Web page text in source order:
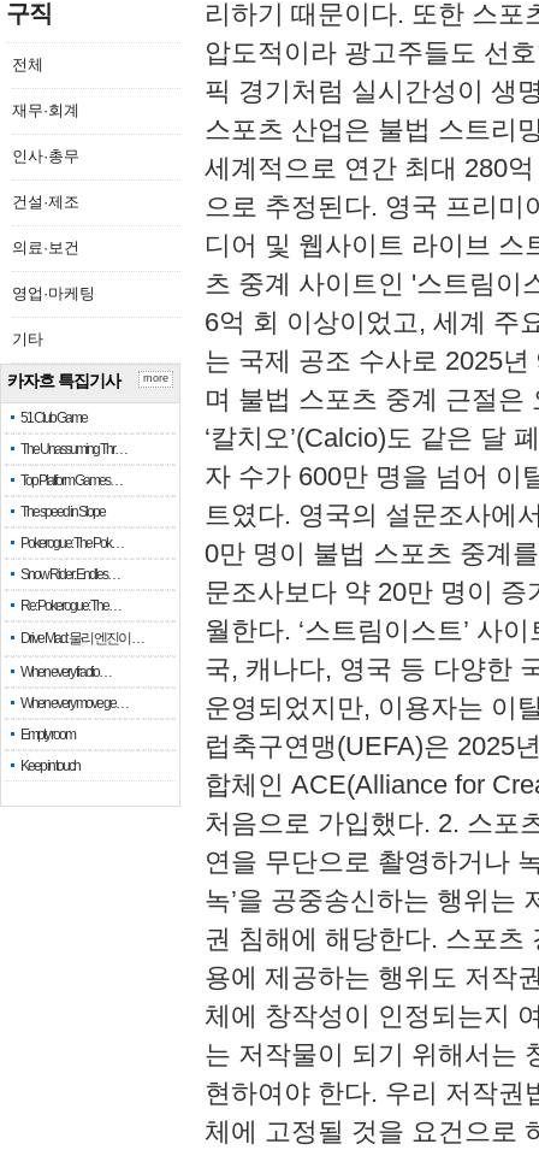
구직
전체
재무·회계
인사·총무
건설·제조
의료·보건
영업·마케팅
기타
카자흐 특집기사
51 Club Game
The Unassuming Thr…
Top Platform Games…
The speed in Slope
Pokerogue: The Pok…
Snow Rider: Endles…
Re: Pokerogue: The…
Drive Mad: 물리 엔진이 …
When every fractio…
When every move ge…
Empty room
Keep in touch
more
리하기 때문이다. 또한 스포
압도적이라 광고주들도 선
픽 경기처럼 실시간성이 생
스포츠 산업은 불법 스트리
세계적으로 연간 최대 280
으로 추정된다. 영국 프리미
디어 및 웹사이트 라이브 스
츠 중계 사이트인 '스트림이
6억 회 이상이었고, 세계 주
는 국제 공조 수사로 2025
며 불법 스포츠 중계 근절은
‘칼치오’(Calcio)도 같은 달
자 수가 600만 명을 넘어 이
트였다. 영국의 설문조사에
0만 명이 불법 스포츠 중계
문조사보다 약 20만 명이
월한다. ‘스트림이스트’ 사
국, 캐나다, 영국 등 다양한
운영되었지만, 이용자는 이
럽축구연맹(UEFA)은 2025
합체인 ACE(Alliance for
처음으로 가입했다. ​2. 스포
연을 무단으로 촬영하거나
녹’을 공중송신하는 행위는
권 침해에 해당한다. 스포츠
용에 제공하는 행위도 저작
체에 창작성이 인정되는지
는 저작물이 되기 위해서는
현하여야 한다. 우리 저작권
체에 고정될 것을 요건으로